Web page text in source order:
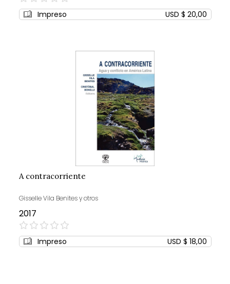
0%
Impreso USD $ 20,00
A contracorriente
Gisselle Vila Benites y otros
2017
0%
Impreso USD $ 18,00